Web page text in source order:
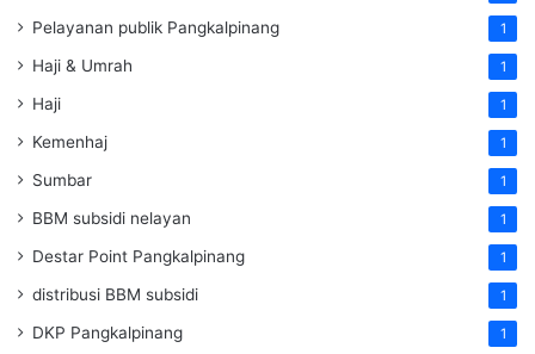
Pelayanan publik Pangkalpinang 1
Haji & Umrah 1
Haji 1
Kemenhaj 1
Sumbar 1
BBM subsidi nelayan 1
Destar Point Pangkalpinang 1
distribusi BBM subsidi 1
DKP Pangkalpinang 1